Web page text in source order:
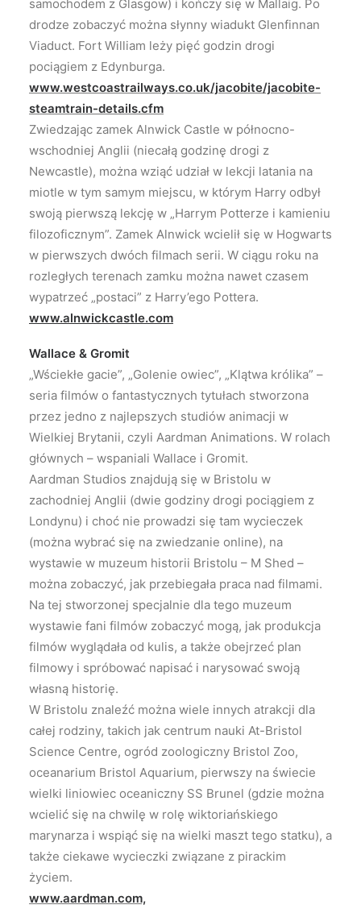
samochodem z Glasgow) i kończy się w Mallaig. Po
drodze zobaczyć można słynny wiadukt Glenfinnan
Viaduct. Fort William leży pięć godzin drogi
pociągiem z Edynburga.
www.westcoastrailways.co.uk/jacobite/jacobite-
steamtrain-details.cfm
Zwiedzając zamek Alnwick Castle w północno-
wschodniej Anglii (niecałą godzinę drogi z
Newcastle), można wziąć udział w lekcji latania na
miotle w tym samym miejscu, w którym Harry odbył
swoją pierwszą lekcję w „Harrym Potterze i kamieniu
filozoficznym”. Zamek Alnwick wcielił się w Hogwarts
w pierwszych dwóch filmach serii. W ciągu roku na
rozległych terenach zamku można nawet czasem
wypatrzeć „postaci” z Harry’ego Pottera.
www.alnwickcastle.com
Wallace & Gromit
„Wściekłe gacie”, „Golenie owiec”, „Klątwa królika” –
seria filmów o fantastycznych tytułach stworzona
przez jedno z najlepszych studiów animacji w
Wielkiej Brytanii, czyli Aardman Animations. W rolach
głównych – wspaniali Wallace i Gromit.
Aardman Studios znajdują się w Bristolu w
zachodniej Anglii (dwie godziny drogi pociągiem z
Londynu) i choć nie prowadzi się tam wycieczek
(można wybrać się na zwiedzanie online), na
wystawie w muzeum historii Bristolu – M Shed –
można zobaczyć, jak przebiegała praca nad filmami.
Na tej stworzonej specjalnie dla tego muzeum
wystawie fani filmów zobaczyć mogą, jak produkcja
filmów wyglądała od kulis, a także obejrzeć plan
filmowy i spróbować napisać i narysować swoją
własną historię.
W Bristolu znaleźć można wiele innych atrakcji dla
całej rodziny, takich jak centrum nauki At-Bristol
Science Centre, ogród zoologiczny Bristol Zoo,
oceanarium Bristol Aquarium, pierwszy na świecie
wielki liniowiec oceaniczny SS Brunel (gdzie można
wcielić się na chwilę w rolę wiktoriańskiego
marynarza i wspiąć się na wielki maszt tego statku), a
także ciekawe wycieczki związane z pirackim
życiem.
www.aardman.com,